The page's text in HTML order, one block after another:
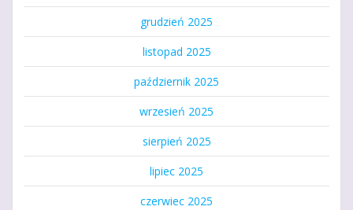
grudzień 2025
listopad 2025
październik 2025
wrzesień 2025
sierpień 2025
lipiec 2025
czerwiec 2025